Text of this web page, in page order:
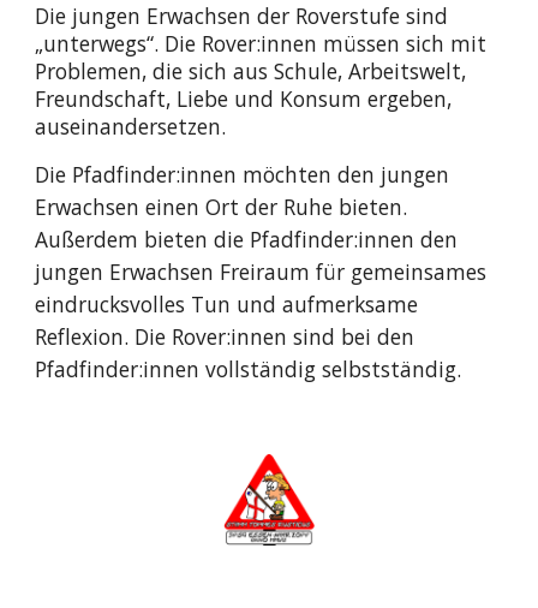
Die jungen Erwachsen der Roverstufe sind
„unterwegs“. Die Rover:innen müssen sich mit
Problemen, die sich aus Schule, Arbeitswelt,
Freundschaft, Liebe und Konsum ergeben,
auseinandersetzen.
Die Pfadfinder:innen möchten den jungen
Erwachsen einen Ort der Ruhe bieten.
Außerdem bieten die Pfadfinder:innen den
jungen Erwachsen Freiraum für gemeinsames
eindrucksvolles Tun und aufmerksame
Reflexion. Die Rover:innen sind bei den
Pfadfinder:innen vollständig selbstständig.